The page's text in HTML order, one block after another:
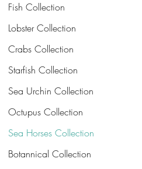
Fish Collection
Lobster Collection
Crabs Collection
Starfish Collection
Sea Urchin Collection
Octupus Collection
Sea Horses Collection
Botannical Collection